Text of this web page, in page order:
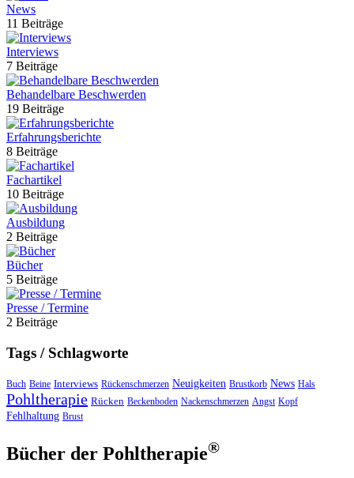
News
11 Beiträge
Interviews
7 Beiträge
Behandelbare Beschwerden
19 Beiträge
Erfahrungsberichte
8 Beiträge
Fachartikel
10 Beiträge
Ausbildung
2 Beiträge
Bücher
5 Beiträge
Presse / Termine
2 Beiträge
Tags / Schlagworte
Buch Beine Interviews Rückenschmerzen Neuigkeiten Brustkorb News Hals
Pohltherapie Rücken Beckenboden Nackenschmerzen Angst Kopf
Fehlhaltung Brust
Bücher der Pohltherapie®